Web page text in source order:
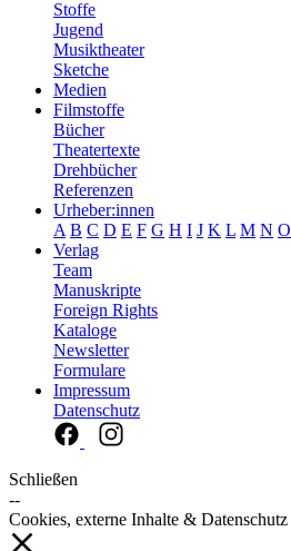
Stoffe
Jugend
Musiktheater
Sketche
Medien
Filmstoffe
Bücher
Theatertexte
Drehbücher
Referenzen
Urheber:innen
A B C D E F G H I J K L M N O
Verlag
Team
Manuskripte
Foreign Rights
Kataloge
Newsletter
Formulare
Impressum
Datenschutz
Schließen
--
Cookies, externe Inhalte & Datenschutz